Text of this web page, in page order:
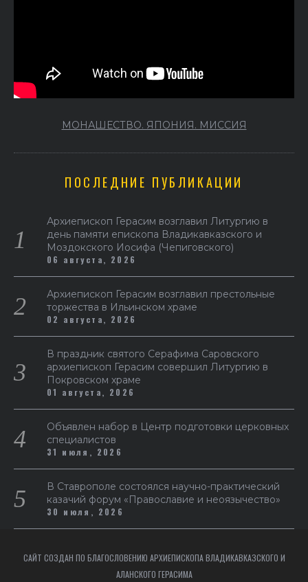
МОНАШЕСТВО. ЯПОНИЯ. МИССИЯ
ПОСЛЕДНИЕ ПУБЛИКАЦИИ
Архиепископ Герасим возглавил Литургию в
день памяти епископа Владикавказского и
Моздокского Иосифа (Чепиговского)
06 августа, 2026
Архиепископ Герасим возглавил престольные
торжества в Ильинском храме
02 августа, 2026
В праздник святого Серафима Саровского
архиепископ Герасим совершил Литургию в
Покровском храме
01 августа, 2026
Объявлен набор в Центр подготовки церковных
специалистов
31 июля, 2026
В Ставрополе состоялся научно-практический
казачий форум «Православие и неоязычество»
30 июля, 2026
САЙТ СОЗДАН ПО БЛАГОСЛОВЕНИЮ АРХИЕПИСКОПА ВЛАДИКАВКАЗСКОГО И
АЛАНСКОГО ГЕРАСИМА